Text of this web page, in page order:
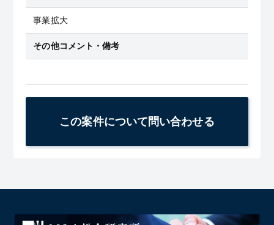
事業拡大
その他コメント・備考
この案件について問い合わせる